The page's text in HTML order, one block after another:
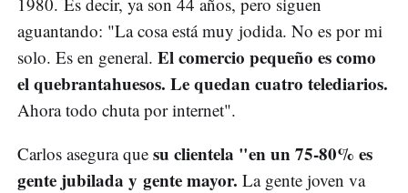
aguantando: "La cosa está muy jodida. No es por mi
solo. Es en general. El comercio pequeño es como
el quebrantahuesos. Le quedan cuatro telediarios.
Ahora todo chuta por internet".
Carlos asegura que su clientela "en un 75-80% es
gente jubilada y gente mayor. La gente joven va